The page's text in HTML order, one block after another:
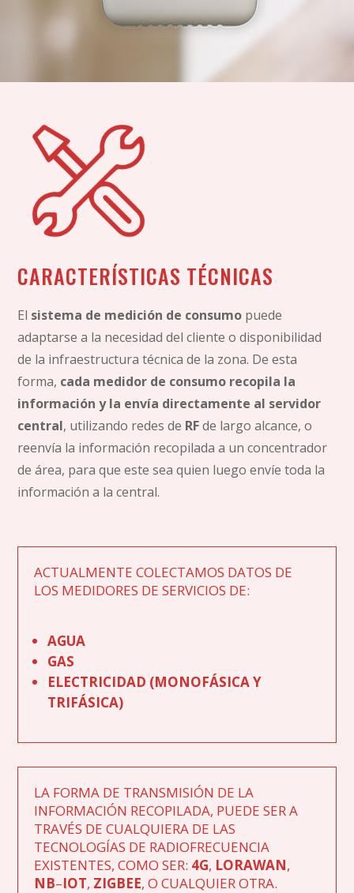
CARACTERÍSTICAS TÉCNICAS
El sistema de medición de consumo puede
adaptarse a la necesidad del cliente o disponibilidad
de la infraestructura técnica de la zona. De esta
forma, cada medidor de consumo recopila la
información y la envía directamente al servidor
central, utilizando redes de RFde largo alcance, o
reenvía la información recopilada a un concentrador
de área, para que este sea quien luego envíe toda la
información a la central.
ACTUALMENTE COLECTAMOS DATOS DE
LOS MEDIDORES DE SERVICIOS DE:
AGUA
GAS
ELECTRICIDAD (MONOFÁSICA Y
TRIFÁSICA)
LA FORMA DE TRANSMISIÓN DE LA
INFORMACIÓN RECOPILADA, PUEDE SER A
TRAVÉS DE CUALQUIERA DE LAS
TECNOLOGÍAS DE RADIOFRECUENCIA
EXISTENTES, COMO SER: 4G, LORAWAN,
NB–IOT, ZIGBEE, O CUALQUIER OTRA.